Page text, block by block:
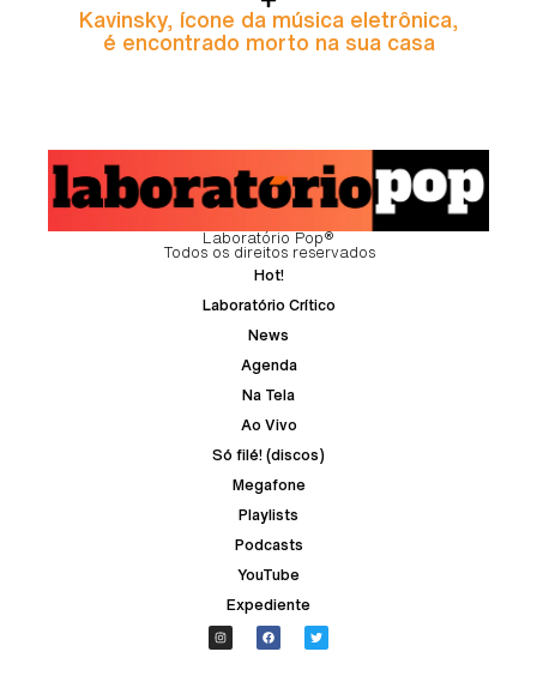
Kavinsky, ícone da música eletrônica,
é encontrado morto na sua casa
Laboratório Pop®
Todos os direitos reservados
Hot!
Laboratório Crítico
News
Agenda
Na Tela
Ao Vivo
Só filé! (discos)
Megafone
Playlists
Podcasts
YouTube
Expediente